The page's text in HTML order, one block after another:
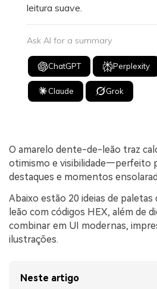
leitura suave.
Ask AI for a summary
ChatGPT Perplexity
Claude Grok
O amarelo dente-de-leão traz
otimismo e visibilidade—perfeito
destaques e momentos
Abaixo estão 20 ideias de
leão com códigos HEX, além de
combinar em UI modernas,
ilustrações.
Neste artigo